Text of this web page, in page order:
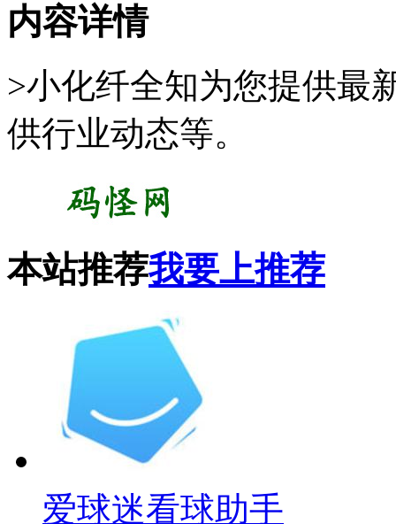
内容详情
>小化纤全知为您提供最
供行业动态等。
本站推荐我要上推荐
爱球迷看球助手